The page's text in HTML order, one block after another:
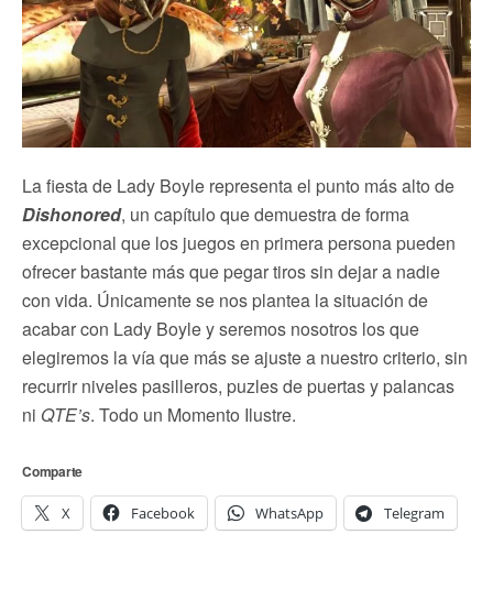
La fiesta de Lady Boyle representa el punto más alto de
Dishonored, un capítulo que demuestra de forma
excepcional que los juegos en primera persona pueden
ofrecer bastante más que pegar tiros sin dejar a nadie
con vida. Únicamente se nos plantea la situación de
acabar con Lady Boyle y seremos nosotros los que
elegiremos la vía que más se ajuste a nuestro criterio, sin
recurrir niveles pasilleros, puzles de puertas y palancas
ni QTE’s. Todo un Momento Ilustre.
Comparte
X Facebook WhatsApp Telegram